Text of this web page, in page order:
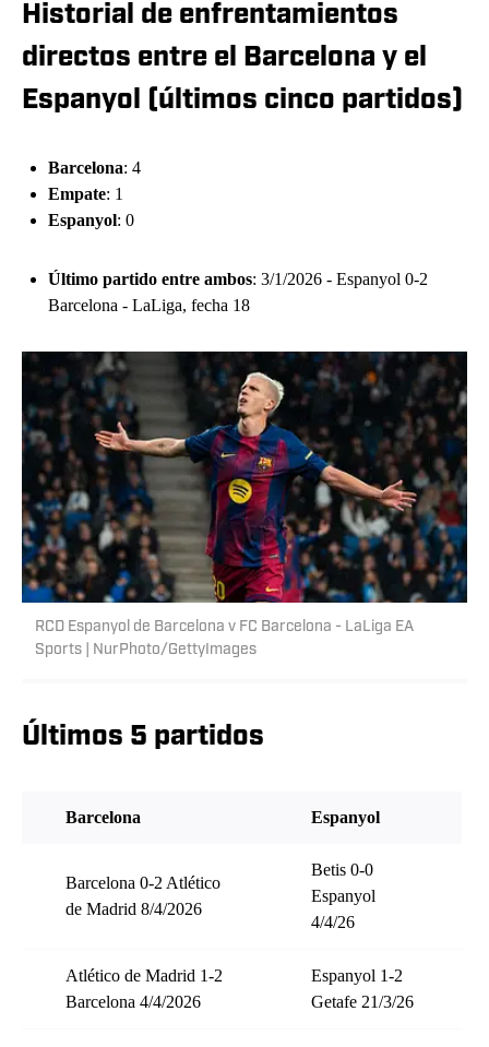
Historial de enfrentamientos
directos entre el Barcelona y el
Espanyol (últimos cinco partidos)
Barcelona: 4
Empate: 1
Espanyol: 0
Último partido entre ambos: 3/1/2026 - Espanyol 0-2
Barcelona - LaLiga, fecha 18
RCD Espanyol de Barcelona v FC Barcelona - LaLiga EA
Sports | NurPhoto/GettyImages
Últimos 5 partidos
Barcelona Espanyol
Barcelona 0-2 Atlético
de Madrid 8/4/2026
Betis 0-0
Espanyol
4/4/26
Atlético de Madrid 1-2
Barcelona 4/4/2026
Espanyol 1-2
Getafe 21/3/26